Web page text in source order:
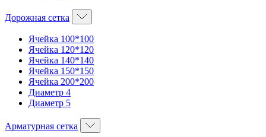
Дорожная сетка
Ячейка 100*100
Ячейка 120*120
Ячейка 140*140
Ячейка 150*150
Ячейка 200*200
Диаметр 4
Диаметр 5
Арматурная сетка